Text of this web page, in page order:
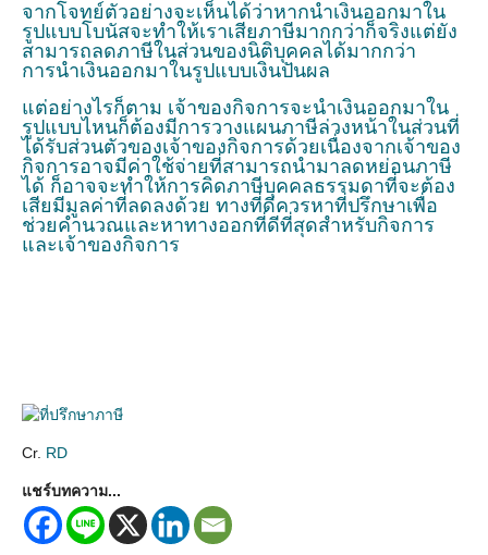
จากโจทย์ตัวอย่างจะเห็นได้ว่าหากนำเงินออกมาใน
รูปแบบโบนัสจะทำให้เราเสียภาษีมากกว่าก็จริงแต่ยัง
สามารถลดภาษีในส่วนของนิติบุคคลได้มากกว่า
การนำเงินออกมาในรูปแบบเงินปันผล
แต่อย่างไรก็ตาม เจ้าของกิจการจะนำเงินออกมาใน
รูปแบบไหนก็ต้องมีการวางแผนภาษีล่วงหน้าในส่วนที่
ได้รับส่วนตัวของเจ้าของกิจการด้วยเนื่องจากเจ้าของ
กิจการอาจมีค่าใช้จ่ายที่สามารถนำมาลดหย่อนภาษี
ได้ ก็อาจจะทำให้การคิดภาษีบุคคลธรรมดาที่จะต้อง
เสียมีมูลค่าที่ลดลงด้วย ทางที่ดีควรหาที่ปรึกษาเพื่อ
ช่วยคำนวณและหาทางออกที่ดีที่สุดสำหรับกิจการ
และเจ้าของกิจการ
Cr. RD
แชร์บทความ...